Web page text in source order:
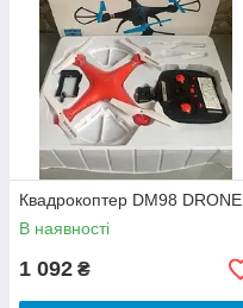
Квадрокоптер DM98 DRONE
В наявності
1 092 ₴